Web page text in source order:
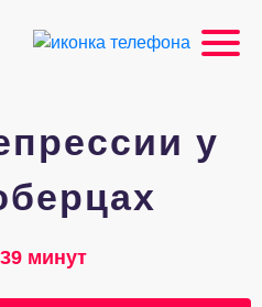
у
39 минут